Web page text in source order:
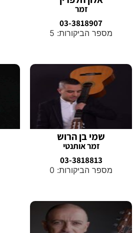
זמר
03-3818907
מספר הביקורות: 5
שמי בן הרוש
זמר אותנטי
03-3818813
מספר הביקורות: 0